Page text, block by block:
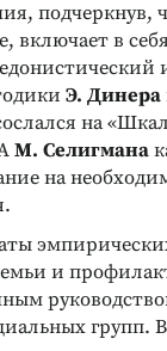
подчеркнув,
включает в
Э. Динера
на
М. Селигмана
на
и
групп.